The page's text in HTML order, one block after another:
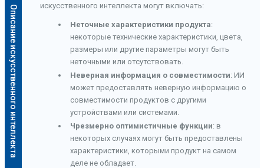
Описание искусственного интеллекта
искусственного интеллекта могут включать:
Неточные характеристики продукта:
некоторые технические характеристики, цвета,
размеры или другие параметры могут быть
неточными или отсутствовать.
Неверная информация о совместимости: ИИ
может предоставлять неверную информацию о
совместимости продуктов с другими
устройствами или системами.
Чрезмерно оптимистичные функции: в
некоторых случаях могут быть предоставлены
характеристики, которыми продукт на самом
деле не обладает.